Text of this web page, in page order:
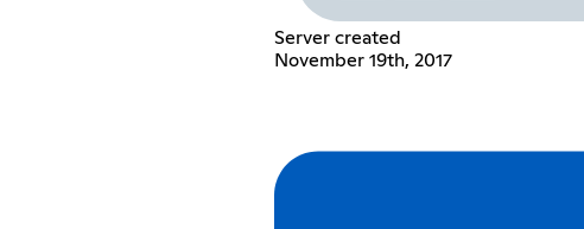
Server created
November 19th, 2017